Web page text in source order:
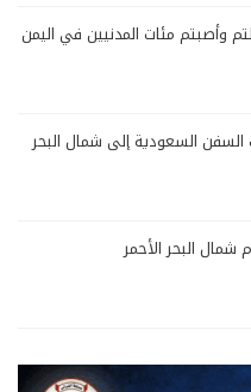
وأصبتم مئات المدنيين في اليمن
السعودية إلى شمال البحر
البحر الأحمر